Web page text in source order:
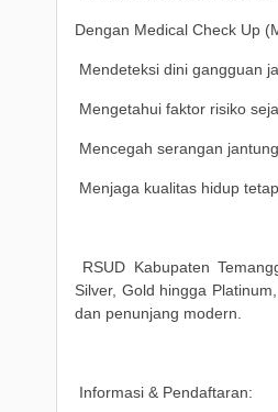
Dengan Medical Check Up
Mendeteksi dini gangguan
Mengetahui faktor risiko
Mencegah serangan jantung
Menjaga kualitas hidup
RSUD Kabupaten
Silver, Gold hingga
dan penunjang modern.
Informasi & Pendaftaran: